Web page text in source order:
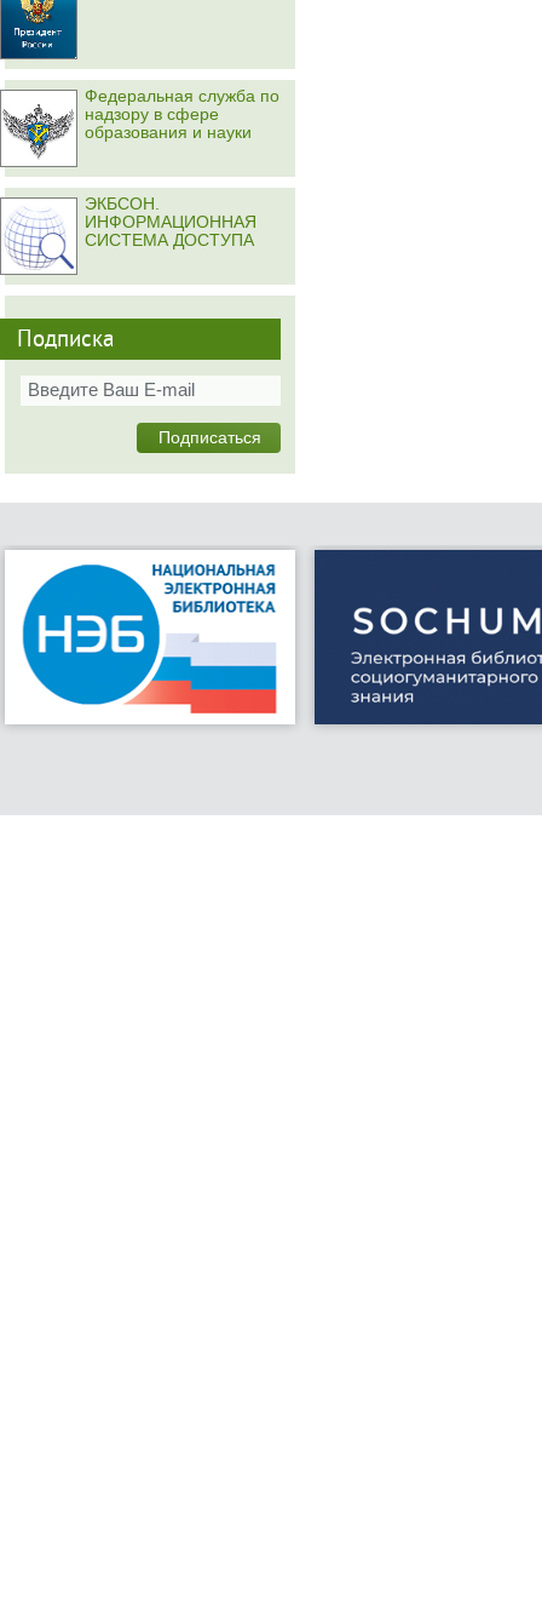
Федеральная служба по
надзору в сфере
образования и науки
ЭКБСОН.
ИНФОРМАЦИОННАЯ
СИСТЕМА ДОСТУПА
Подписка